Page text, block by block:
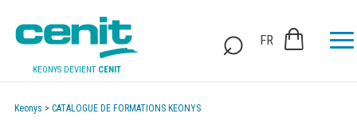
KEONYS DEVIENT CENIT
FR
Keonys > CATALOGUE DE FORMATIONS KEONYS